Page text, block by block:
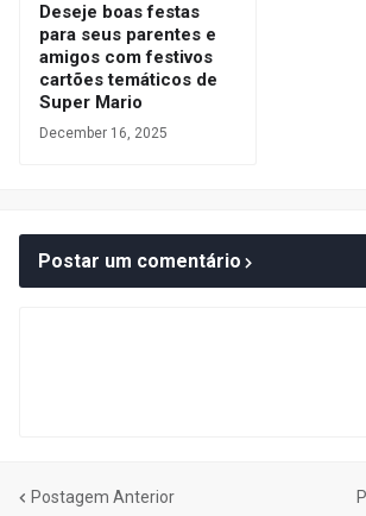
Deseje boas festas
para seus parentes e
amigos com festivos
cartões temáticos de
Super Mario
December 16, 2025
Postar um comentário
Postagem Anterior